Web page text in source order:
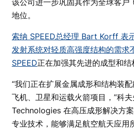
该公司进一步巩固其作为全球客户
地位。
索纳 SPEED总经理 Bart Korff 表
发射系统对轻质高强度结构的需求
SPEED正在加强其先进的成型和结
“我们正在扩展金属成形和结构装
飞机、卫星和运载火箭项目，”科
Technologies 在高压成形解决方
专业技术，能够满足航空航天应用